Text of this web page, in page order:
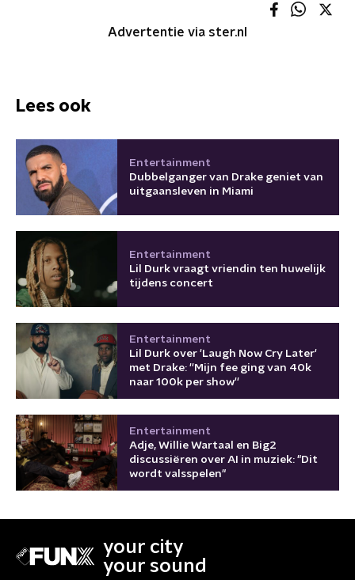
Advertentie via ster.nl
Lees ook
Entertainment
Dubbelganger van Drake geniet van
uitgaansleven in Miami
Entertainment
Lil Durk vraagt vriendin ten huwelijk
tijdens concert
Entertainment
Lil Durk over 'Laugh Now Cry Later'
met Drake: ''Mijn fee ging van 40k
naar 100k per show''
Entertainment
Adje, Willie Wartaal en Big2
discussiëren over AI in muziek: "Dit
wordt valsspelen"
your city
your sound